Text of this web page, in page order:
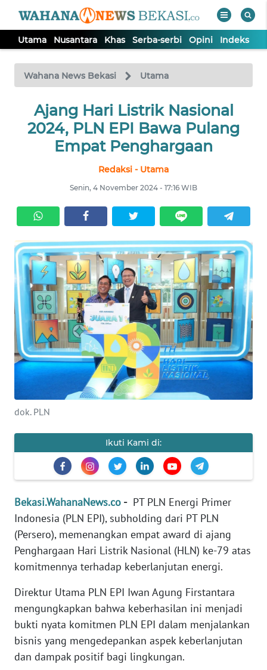
Utama Nusantara Khas Serba-serbi Opini Indeks
Wahana News Bekasi Utama
Ajang Hari Listrik Nasional
2024, PLN EPI Bawa Pulang
Empat Penghargaan
Redaksi - Utama
Senin, 4 November 2024 - 17:16 WIB
dok. PLN
Ikuti Kami di:
Bekasi.WahanaNews.co -PT PLN Energi Primer
Indonesia (PLN EPI), subholding dari PT PLN
(Persero), memenangkan empat award di ajang
Penghargaan Hari Listrik Nasional (HLN) ke-79 atas
komitmennya terhadap keberlanjutan energi.
Direktur Utama PLN EPI Iwan Agung Firstantara
mengungkapkan bahwa keberhasilan ini menjadi
bukti nyata komitmen PLN EPI dalam menjalankan
bisnis yang mengedepankan aspek keberlanjutan
dan dampak positif bagi lingkungan.
TV
Tutup
UTAMA
NUSANTARA
SERBA-
SERBI
OPINI
Informasi
INDEKS
BERITA
KONTAK
KAMI
INFO
IKLAN
MEDIA
SIBER
REDAKSI
DISCLAIMER
Wahana
News
Regional